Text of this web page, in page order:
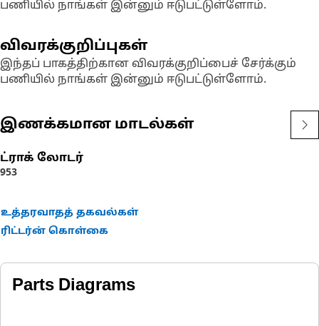
பணியில் நாங்கள் இன்னும் ஈடுபட்டுள்ளோம்.
விவரக்குறிப்புகள்
இந்தப் பாகத்திற்கான விவரக்குறிப்பைச் சேர்க்கும்
பணியில் நாங்கள் இன்னும் ஈடுபட்டுள்ளோம்.
இணக்கமான மாடல்கள்
ட்ராக் லோடர்
953
உத்தரவாதத் தகவல்கள்
ரிட்டர்ன் கொள்கை
Parts Diagrams